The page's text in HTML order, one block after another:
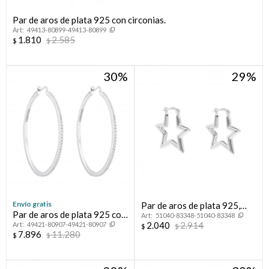
Par de aros de plata 925 con circonias.
49413-80899-49413-80899
$ 1.810 $2.585
30
Envío gratis
Par de aros de plata 925 con
circonias.
49421-80907-49421-80907
$ 7.896 $11.280
29
Par de aros de plata 925,
ESTRELLA.
51040-83348-51040-83348
$ 2.040 $2.914
cuotas * ¡Solo con tu cédula!
* sujeto aprobación crediticia.
Verifica si estás calificado para comprar con Pago